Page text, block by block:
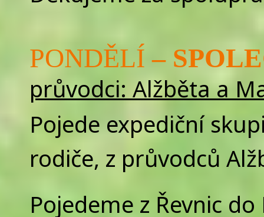
PONDĚLÍ –
průvodci: Alžběta a
Pojede expediční
rodiče, z průvodců
Pojedeme z Řevnic